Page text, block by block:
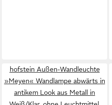
hofstein Außen-Wandleuchte
»Meyen« Wandlampe abwärts in
antikem Look aus Metall in